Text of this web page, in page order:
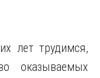
лет трудимся,
оказываемых